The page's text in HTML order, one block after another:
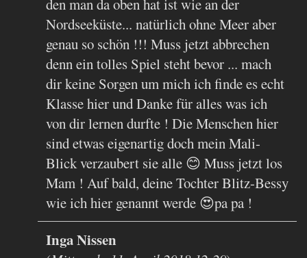
Nordseeküste... natürlich ohne Meer aber
genau so schön !!! Muss jetzt abbrechen
denn ein tolles Spiel steht bevor ... mach
dir keine Sorgen um mich ich finde es echt
Klasse hier und Danke für alles was ich
von dir lernen durfte ! Die Menschen hier
sind etwas eigenartig doch mein Mali-
Blick verzaubert sie alle 😊 Muss jetzt los
Mam ! Auf bald, deine Tochter Blitz-Bessy
wie ich hier genannt werde 😍pa pa !
Inga Nissen